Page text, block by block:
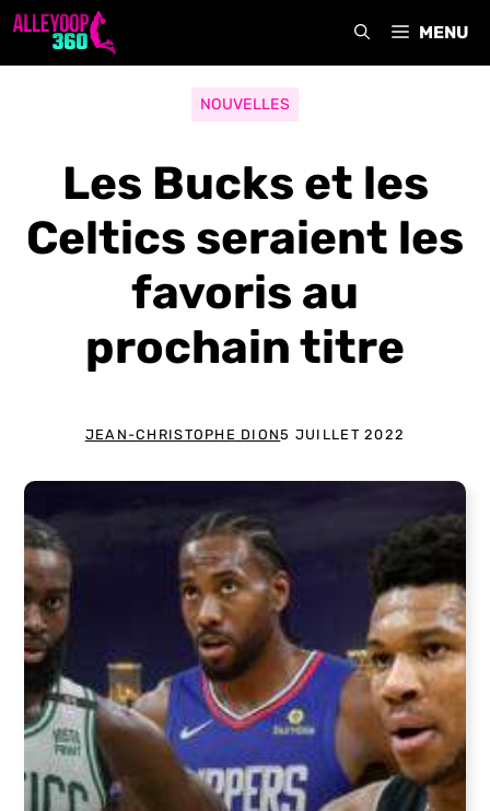
Aller
MENU
NOUVELLES
Les Bucks et les
Celtics seraient les
favoris au
prochain titre
JEAN-CHRISTOPHE DION5 JUILLET 2022